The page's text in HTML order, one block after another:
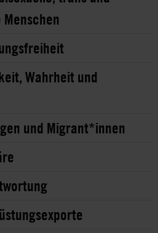
Wahrheit und
und Migrant*innen